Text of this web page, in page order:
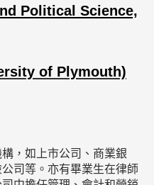
Political Science,
of Plymouth)
，如上市公司、商業銀
司等。亦有畢業生在律師